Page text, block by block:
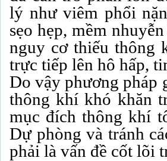
lý như viêm phổi
sẹo hẹp, mềm
nguy cơ thiếu thông
trực tiếp lên hô hấp,
Do vậy phương pháp
thông khí khó khăn
mục đích thông khí
Dự phòng và tránh
phải là vấn đề cốt lõi